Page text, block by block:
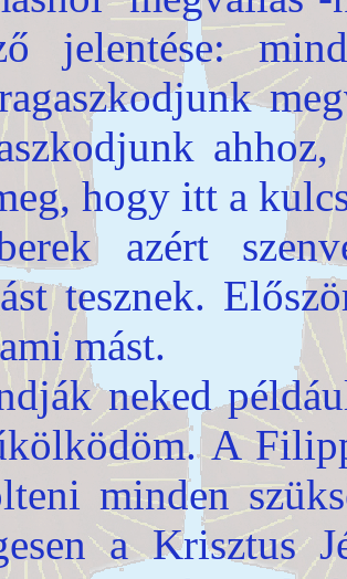
jelentése:
hogy itt a
azért
tesznek.
mást.
neked
A
minden
a Krisztus